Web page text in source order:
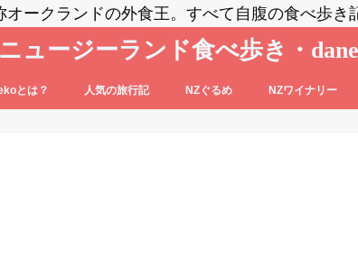
オークランドの外食王。すべて自腹の食べ歩き
ニュージーランド食べ歩き・
とは？ 人気の旅行記 NZぐるめ NZワイナリー